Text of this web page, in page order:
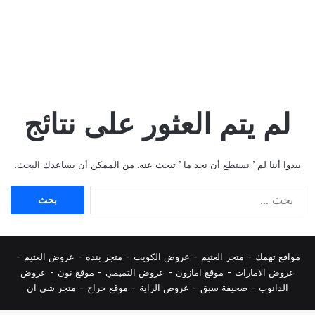
لم يتم العثور على نتائج
يبدوا أننا لم ’ نستطع أن نجد ما ’ تبحث عنه. من الممكن أن يساعدك البحث.
مواقع تهمك - متجر العثيم - عروض الكويت - متجر بنده - عروض العثيم -
عروض الامارات - موقع امازون - عروض التميمي - موقع نون - عروض
الدانوب - صحيفة سبق - عروض الراية - موقع حراج - متجر شي ان